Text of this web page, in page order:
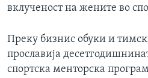
вклученост на жените во
Преку бизнис обуки и
прославија
спортска менторска